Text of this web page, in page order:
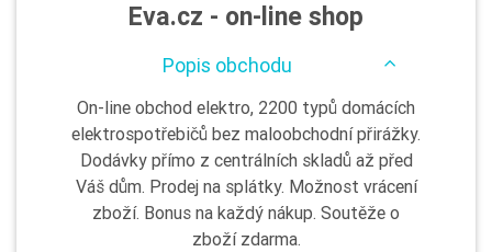
Eva.cz - on-line shop
Popis obchodu
On-line obchod elektro, 2200 typů domácích
elektrospotřebičů bez maloobchodní přirážky.
Dodávky přímo z centrálních skladů až před
Váš dům. Prodej na splátky. Možnost vrácení
zboží. Bonus na každý nákup. Soutěže o
zboží zdarma.